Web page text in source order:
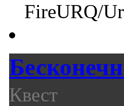
FireURQ/
Квест